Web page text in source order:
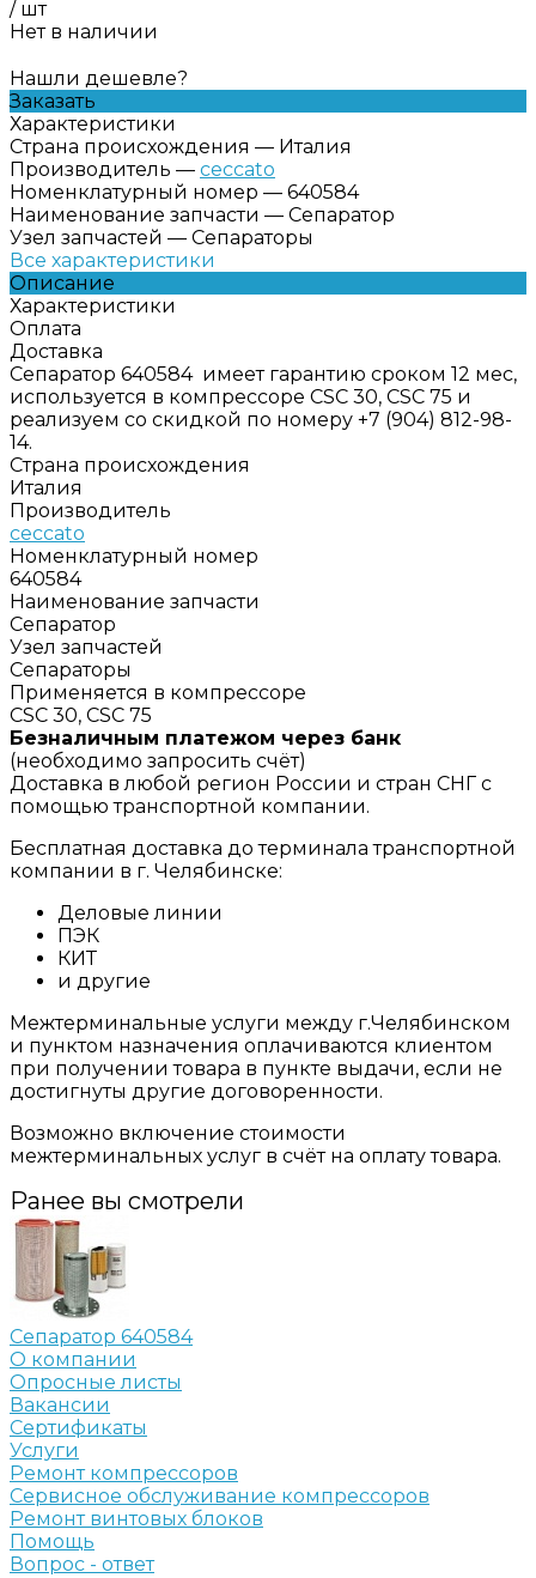
/ шт
Нет в наличии
Нашли дешевле?
Заказать
Характеристики
Страна происхождения — Италия
Производитель — ceccato
Номенклатурный номер — 640584
Наименование запчасти — Сепаратор
Узел запчастей — Сепараторы
Все характеристики
Описание
Характеристики
Оплата
Доставка
Сепаратор 640584 имеет гарантию сроком 12 мес,
используется в компрессоре CSC 30, CSC 75 и
реализуем со скидкой по номеру +7 (904) 812-98-
14.
Страна происхождения
Италия
Производитель
ceccato
Номенклатурный номер
640584
Наименование запчасти
Сепаратор
Узел запчастей
Сепараторы
Применяется в компрессоре
CSC 30, CSC 75
Безналичным платежом через банк
(необходимо запросить счёт)
Доставка в любой регион России и стран СНГ с
помощью транспортной компании.
Бесплатная доставка до терминала транспортной
компании в г. Челябинске:
Деловые линии
ПЭК
КИТ
и другие
Межтерминальные услуги между г.Челябинском
и пунктом назначения оплачиваются клиентом
при получении товара в пункте выдачи, если не
достигнуты другие договоренности.
Возможно включение стоимости
межтерминальных услуг в счёт на оплату товара.
Ранее вы смотрели
Сепаратор 640584
О компании
Опросные листы
Вакансии
Сертификаты
Услуги
Ремонт компрессоров
Сервисное обслуживание компрессоров
Ремонт винтовых блоков
Помощь
Вопрос - ответ